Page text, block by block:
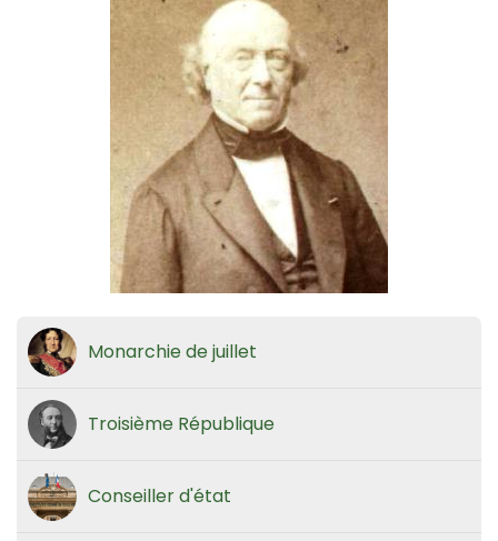
Monarchie de juillet
Troisième République
Conseiller d'état